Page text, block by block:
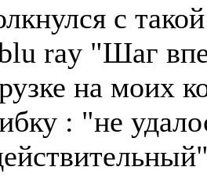
с
ray "Шаг
на моих
: "не